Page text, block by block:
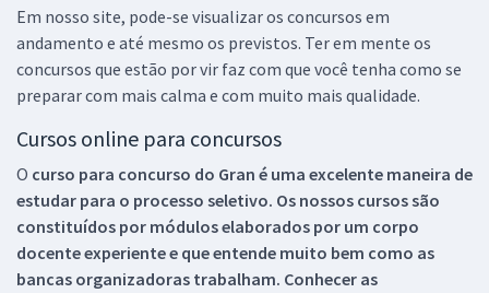
Em nosso site, pode-se visualizar os concursos em
andamento e até mesmo os previstos. Ter em mente os
concursos que estão por vir faz com que você tenha como se
preparar com mais calma e com muito mais qualidade.
Cursos online para concursos
O curso para concurso do Gran é uma excelente maneira de
estudar para o processo seletivo. Os nossos cursos são
constituídos por módulos elaborados por um corpo
docente experiente e que entende muito bem como as
bancas organizadoras trabalham. Conhecer as